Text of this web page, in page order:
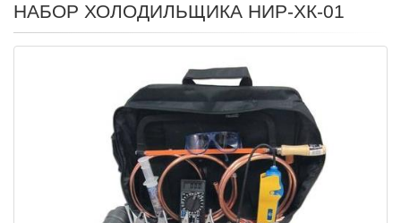
НАБОР ХОЛОДИЛЬЩИКА НИР-ХК-01